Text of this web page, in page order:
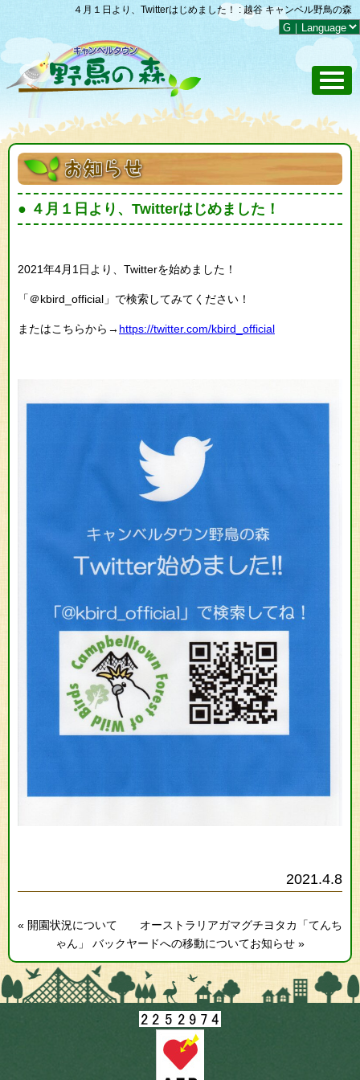
４月１日より、Twitterはじめました！ : 越谷 キャンベル野鳥の森
４月１日より、Twitterはじめました！
2021年4月1日より、Twitterを始めました！
「＠kbird_official」で検索してみてください！
またはこちらから→ https://twitter.com/kbird_official
2021.4.8
« 開園状況について
オーストラリアガマグチヨタカ「てんち
ゃん」 バックヤードへの移動についてお知らせ »